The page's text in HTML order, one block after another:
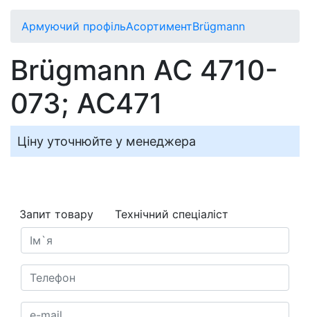
Армуючий профільАсортиментBrügmann
Brügmann AC 4710-
073; AC471
Ціну уточнюйте у менеджера
Запит товару Технічний спеціаліст